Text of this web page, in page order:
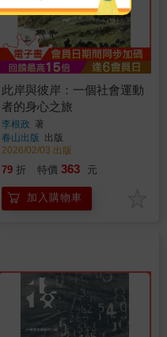
此岸與彼岸：一個社會運動
者的身心之旅
李根政 著
春山出版
出版
2026/02/03 出版
79 折 特價 363 元
加入購物車